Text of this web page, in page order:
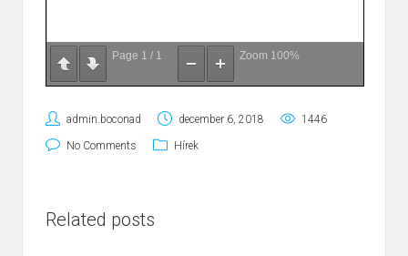
Page 1 / 1 Zoom 100%
admin.boconad december 6, 2018 1446
No Comments Hírek
Related posts